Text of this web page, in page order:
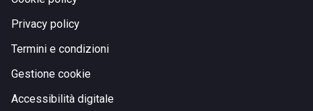
Privacy policy
Termini e condizioni
Gestione cookie
Accessibilità digitale